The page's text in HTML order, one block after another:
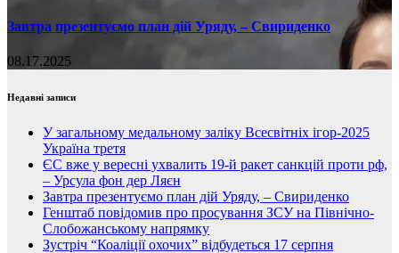
Завтра презентуємо план дій Уряду, – Свириденко
08.17.2025
Недавні записи
У загальному медальному заліку Всесвітніх ігор-2025
Україна третя
ЄС вже у вересні ухвалить 19-й ракет санкцій проти рф,
– Урсула фон дер Ляєн
Завтра презентуємо план дій Уряду, – Свириденко
Генштаб повідомив про просування ЗСУ на Північно-
Слобожанському напрямку
Зустріч “Коаліції охочих” відбудеться 17 серпня